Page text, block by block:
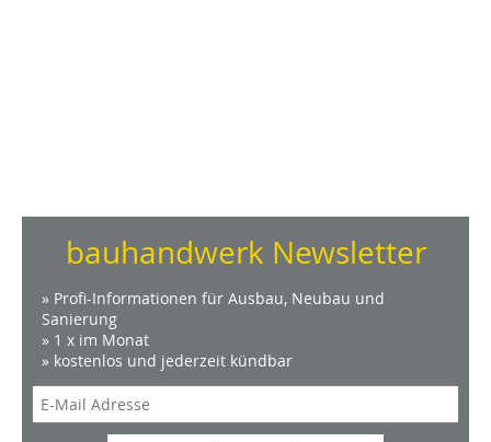
bauhandwerk Newsletter
» Profi-Informationen für Ausbau, Neubau und
Sanierung
» 1 x im Monat
» kostenlos und jederzeit kündbar